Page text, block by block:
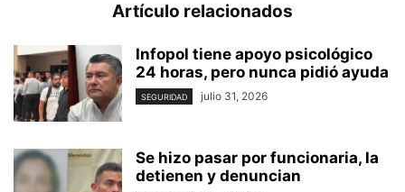
Artículo relacionados
Infopol tiene apoyo psicológico
24 horas, pero nunca pidió ayuda
SEGURIDAD julio 31, 2026
Se hizo pasar por funcionaria, la
detienen y denuncian